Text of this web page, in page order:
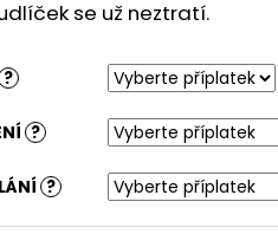
se už neztratí.
?
?
?